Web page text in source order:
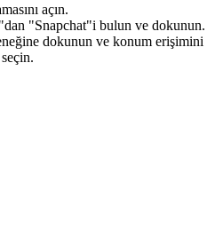
açın.
"Snapchat"i bulun ve dokunun.
dokunun ve konum erişimini